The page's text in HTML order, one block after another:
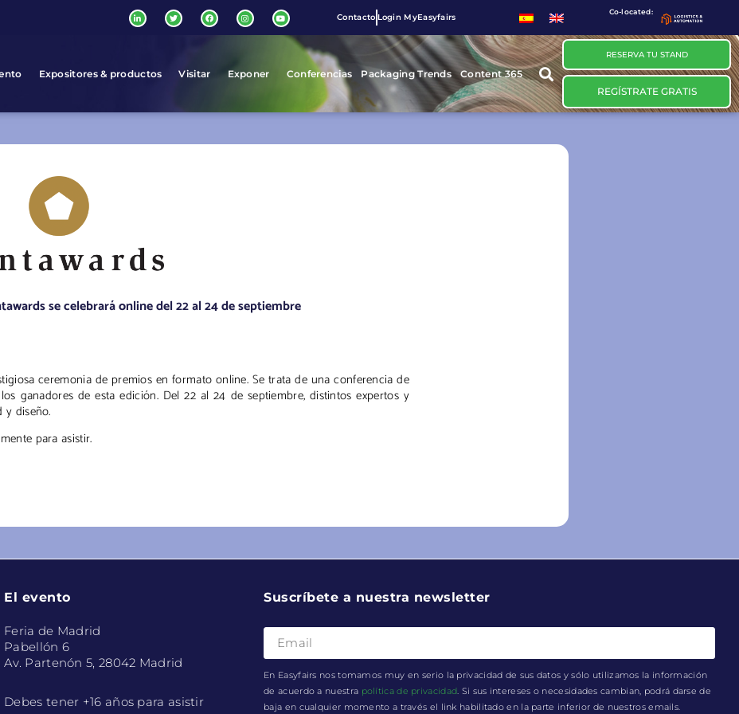
Contacto Login MyEasyfairs
Co-located:
Expositores & productos Visitar Exponer Conferencias Packaging Trends Content 365
RESERVA TU STAND
REGÍSTRATE GRATIS
se celebrará online del 22 al 24 de septiembre
ceremonia de premios en formato online. Se trata de una conferencia de
ganadores de esta edición. Del 22 al 24 de septiembre, distintos expertos y
y diseño.
para asistir.
El evento
Feria de Madrid
Pabellón 6
Av. Partenón 5, 28042 Madrid
Debes tener +16 años para asistir
Suscríbete a nuestra newsletter
En Easyfairs nos tomamos muy en serio la privacidad de sus datos y sólo utilizamos la información
de acuerdo a nuestra política de privacidad. Si sus intereses o necesidades cambian, podrá darse de
baja en cualquier momento a través el link habilitado en la parte inferior de nuestros emails.